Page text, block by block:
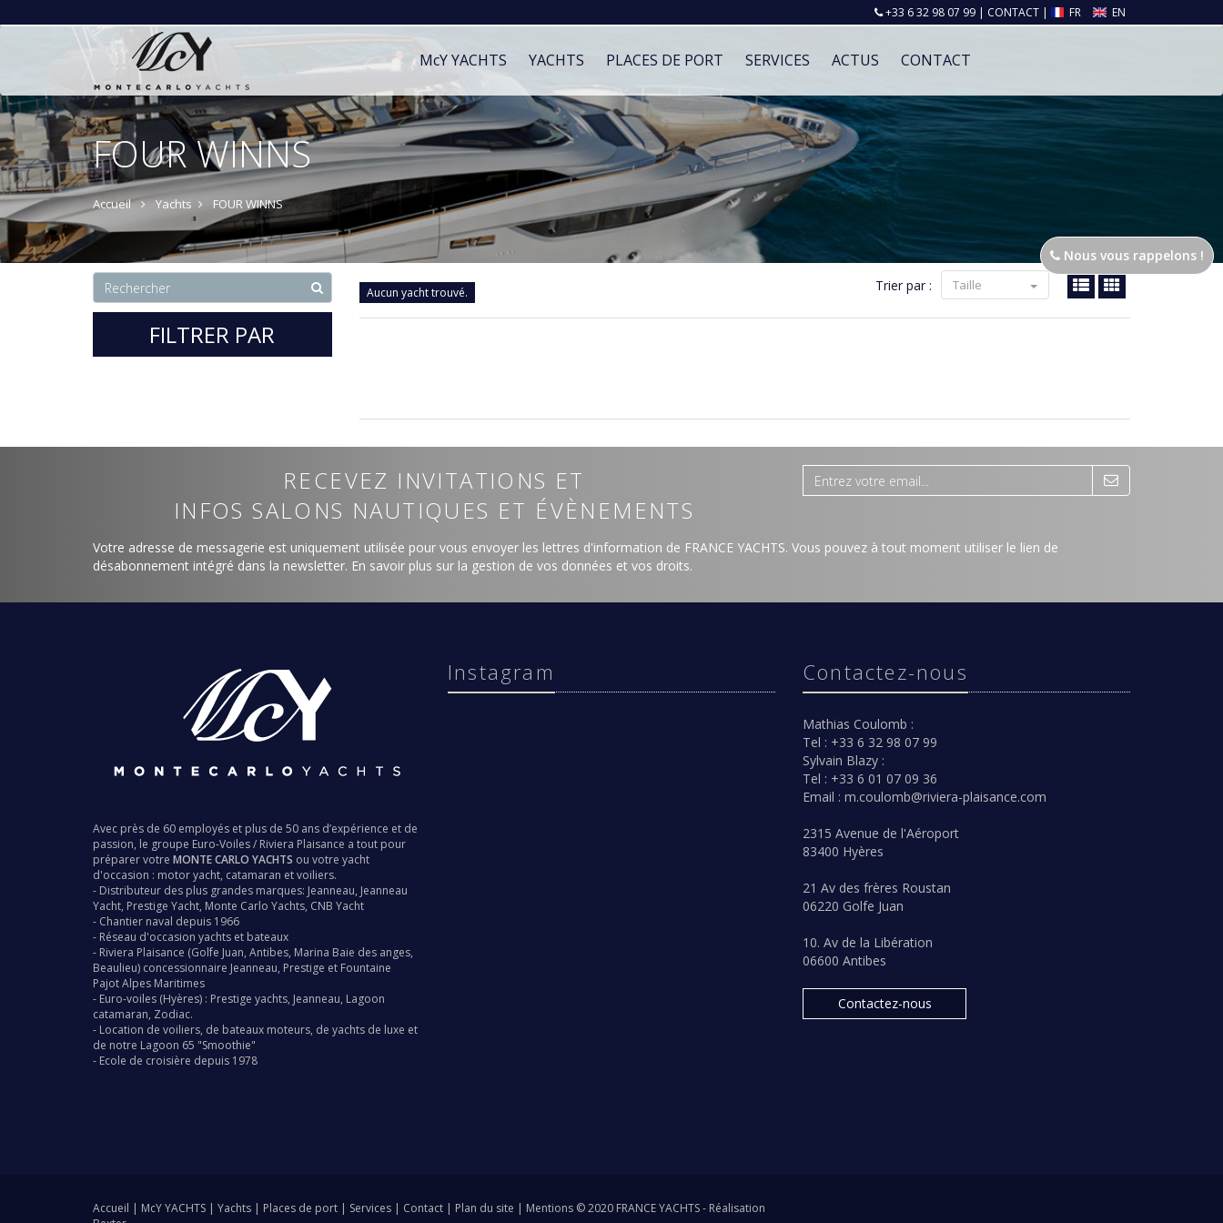
+33 6 32 98 07 99| CONTACT| FR EN
McY YACHTS YACHTS PLACES DE PORT SERVICES ACTUS CONTACT
FOUR WINNS
Accueil Yachts FOUR WINNS
FILTRER PAR
Aucun yacht trouvé. Trier par : Taille
RECEVEZ INVITATIONS ET
INFOS SALONS NAUTIQUES ET ÉVÈNEMENTS
Votre adresse de messagerie est uniquement utilisée pour vous envoyer les lettres d'information de FRANCE YACHTS. Vous pouvez à tout moment utiliser le lien de
désabonnement intégré dans la newsletter. En savoir plus sur la gestion de vos données et vos droits.
Avec près de 60 employés et plus de 50 ans d’expérience et de
passion, le groupe Euro-Voiles/ Riviera Plaisance a tout pour
préparer votre MONTE CARLO YACHTS ou votre yacht
d'occasion : motor yacht, catamaran et voiliers.
- Distributeur des plus grandes marques: Jeanneau, Jeanneau
Yacht, Prestige Yacht, Monte Carlo Yachts, CNB Yacht
- Chantier naval depuis 1966
- Réseau d'occasion yachts et bateaux
- Riviera Plaisance (Golfe Juan, Antibes, Marina Baie des anges,
Beaulieu) concessionnaire Jeanneau, Prestige et Fountaine
PajotAlpes Maritimes
- Euro-voiles (Hyères) : Prestige yachts, Jeanneau, Lagoon
catamaran, Zodiac.
- Location de voiliers, de bateaux moteurs, de yachts de luxe et
de notre Lagoon 65 "Smoothie"
- Ecole de croisière depuis 1978
Instagram Contactez-nous
Mathias Coulomb :
Tel : +33 6 32 98 07 99
Sylvain Blazy :
Tel : +33 6 01 07 09 36
Email : m.coulomb@riviera-plaisance.com
2315 Avenue de l'Aéroport
83400 Hyères
21 Av des frères Roustan
06220 Golfe Juan
10. Av de la Libération
06600 Antibes
Contactez-nous
Nous vous rappelons !
Accueil | McY YACHTS | Yachts | Places de port | Services | Contact | Plan du site | Mentions © 2020 FRANCE YACHTS - Réalisation